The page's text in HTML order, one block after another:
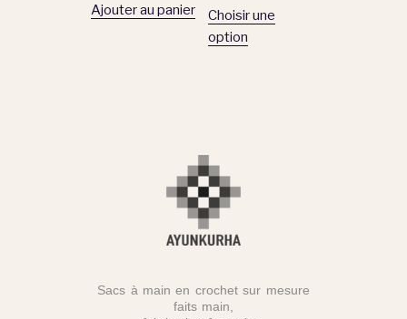
Ajouter au panier
Choisir une
option
Sacs à main en crochet sur mesure
faits main,